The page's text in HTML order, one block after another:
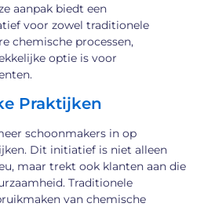
aanpak biedt een
voor zowel traditionele
chemische processen,
optie is voor
Praktijken
schoonmakers in op
Dit initiatief is niet alleen
maar trekt ook klanten aan die
Traditionele
van chemische